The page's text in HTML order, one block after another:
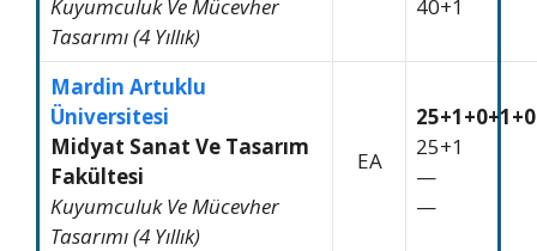
Kuyumculuk Ve Mücevher
Tasarımı (4 Yıllık)
40+1
Mardin Artuklu
Üniversitesi
Midyat Sanat Ve Tasarım
Fakültesi
Kuyumculuk Ve Mücevher
Tasarımı (4 Yıllık)
EA
25+1+0+1+0
25+1
—
—